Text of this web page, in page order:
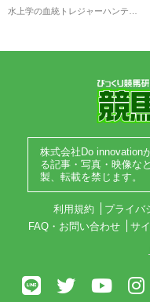
株式会社Do innovation
る記事・写真・映像な
製、転載を禁じます。
利用規約 プライバ
FAQ・お問い合わせ
サ